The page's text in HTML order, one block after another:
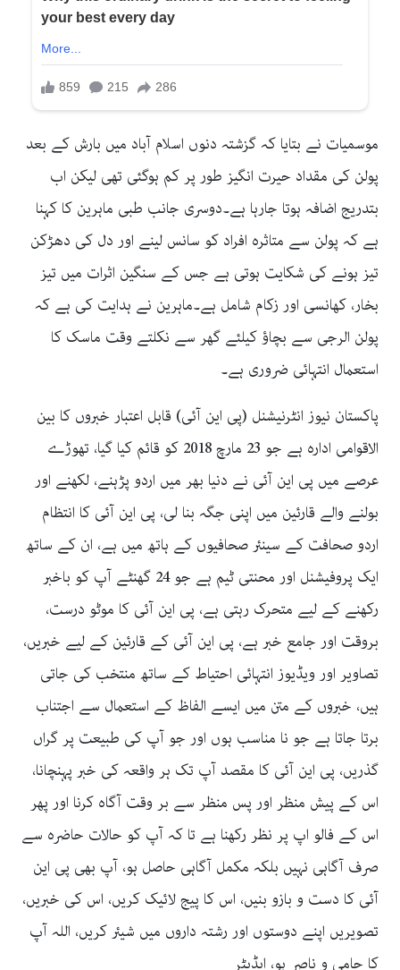
موسمیات نے بتایا کہ گزشتہ دنوں اسلام آباد میں بارش کے بعد
پولن کی مقداد حیرت انگیز طور پر کم ہوگئی تھی لیکن اب
بتدریج اضافہ ہوتا جارہا ہے۔دوسری جانب طبی ماہرین کا کہنا
ہے کہ پولن سے متاثرہ افراد کو سانس لینے اور دل کی دھڑکن
تیز ہونے کی شکایت ہوتی ہے جس کے سنگین اثرات میں تیز
بخار، کھانسی اور زکام شامل ہے۔ماہرین نے ہدایت کی ہے کہ
پولن الرجی سے بچاؤ کیلئے گھر سے نکلتے وقت ماسک کا
استعمال انتہائی ضروری ہے۔
پاکستان نیوز انٹرنیشنل (پی این آئی) قابل اعتبار خبروں کا بین
الاقوامی ادارہ ہے جو 23 مارچ 2018 کو قائم کیا گیا، تھوڑے
عرصے میں پی این آئی نے دنیا بھر میں اردو پڑہنے، لکھنے اور
بولنے والے قارئین میں اپنی جگہ بنا لی، پی این آئی کا انتظام
اردو صحافت کے سینئر صحافیوں کے ہاتھ میں ہے، ان کے ساتھ
ایک پروفیشنل اور محنتی ٹیم ہے جو 24 گھنٹے آپ کو باخبر
رکھنے کے لیے متحرک رہتی ہے، پی این آئی کا موٹو درست،
بروقت اور جامع خبر ہے، پی این آئی کے قارئین کے لیے خبریں،
تصاویر اور ویڈیوز انتہائی احتیاط کے ساتھ منتخب کی جاتی
ہیں، خبروں کے متن میں ایسے الفاظ کے استعمال سے اجتناب
برتا جاتا ہے جو نا مناسب ہوں اور جو آپ کی طبیعت پر گراں
گذریں، پی این آئی کا مقصد آپ تک ہر واقعہ کی خبر پہنچانا،
اس کے پیش منظر اور پس منظر سے بر وقت آگاہ کرنا اور پھر
اس کے فالو اپ پر نظر رکھنا ہے تا کہ آپ کو حالات حاضرہ سے
صرف آگاہی نہیں بلکہ مکمل آگاہی حاصل ہو، آپ بھی پی این
آئی کا دست و بازو بنیں، اس کا پیج لائیک کریں، اس کی خبریں،
تصویریں اپنے دوستوں اور رشتہ داروں میں شیئر کریں، اللہ آپ
کا حامی و ناصر ہو، ایڈیٹر